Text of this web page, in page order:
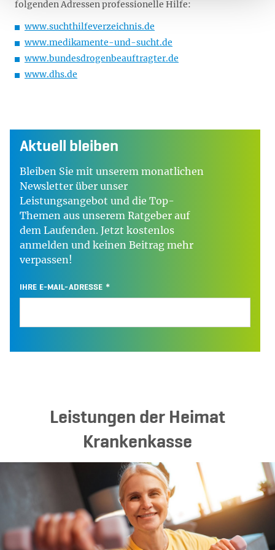
folgenden Adressen professionelle Hilfe:
www.suchthilfeverzeichnis.de
www.medikamente-und-sucht.de
www.bundesdrogenbeauftragter.de
www.dhs.de
Aktuell bleiben
Bleiben Sie mit unserem monatlichen
Newsletter über unser
Leistungsangebot und die Top-
Themen aus unserem Ratgeber auf
dem Laufenden. Jetzt kostenlos
anmelden und keinen Beitrag mehr
verpassen!
IHRE E-MAIL-ADRESSE
Leistungen der Heimat
Krankenkasse